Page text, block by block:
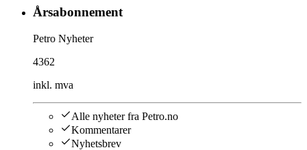
Årsabonnement
Petro Nyheter
4362
inkl. mva
Alle nyheter fra Petro.no
Kommentarer
Nyhetsbrev